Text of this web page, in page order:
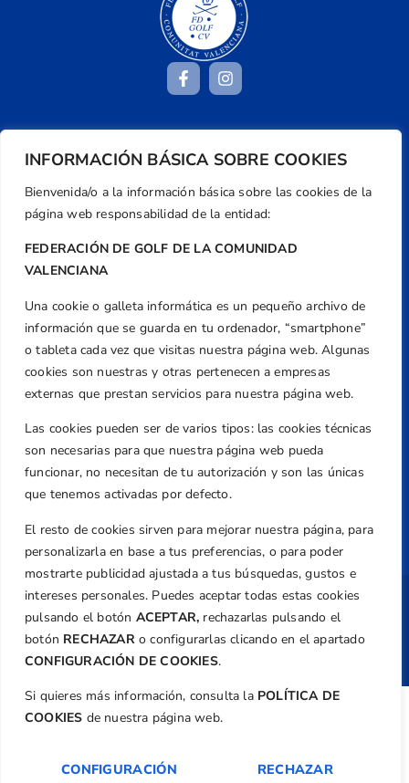
INFORMACIÓN BÁSICA SOBRE COOKIES
Bienvenida/o a la información básica sobre las cookies de la
página web responsabilidad de la entidad:
FEDERACIÓN DE GOLF DE LA COMUNIDAD
VALENCIANA
Una cookie o galleta informática es un pequeño archivo de
información que se guarda en tu ordenador, “smartphone”
o tableta cada vez que visitas nuestra página web. Algunas
cookies son nuestras y otras pertenecen a empresas
externas que prestan servicios para nuestra página web.
Las cookies pueden ser de varios tipos: las cookies técnicas
son necesarias para que nuestra página web pueda
funcionar, no necesitan de tu autorización y son las únicas
que tenemos activadas por defecto.
El resto de cookies sirven para mejorar nuestra página, para
personalizarla en base a tus preferencias, o para poder
mostrarte publicidad ajustada a tus búsquedas, gustos e
intereses personales. Puedes aceptar todas estas cookies
pulsando el botón ACEPTAR, rechazarlas pulsando el
botón RECHAZARo configurarlas clicando en el apartado
CONFIGURACIÓN DE COOKIES.
Si quieres más información, consulta la POLÍTICA DE
COOKIES de nuestra página web.
CONFIGURACIÓN RECHAZAR
Centre de L´Esport, Carrer d'Isaac Peral i
Caballero, Nº 5, Despachos 2 y 3, 46980,
Valencia
Teléfono
federacion@golfcv.com
Aviso Legal
Política de Privacidad
Transparencia
Normativa
Federación
Revista
Copyright ©Federación de Golf de la
Comunitat Valenciana| Diseño: TecnoQuatre